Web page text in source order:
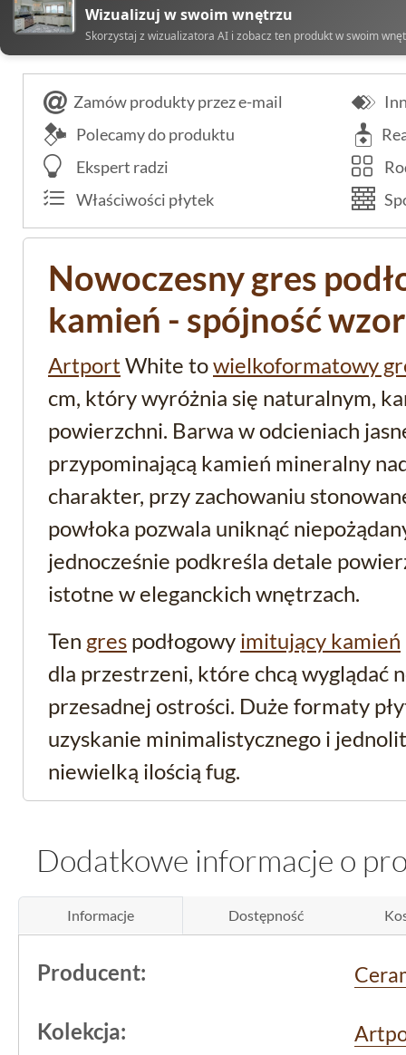
Wizualizuj w swoim wnętrzu
Skorzystaj z wizualizatora AI i zobacz ten produkt w swoim
Zamów produkty przez e-mail
Polecamy do produktu
Ekspert radzi
Właściwości płytek
Nowoczesny gres
kamień - spójność
Artport White towielkoformatowy
cm, który wyróżnia się naturalnym,
powierzchni. Barwa w odcieniach
przypominającą kamień mineralny
charakter, przy zachowaniu
powłoka pozwala uniknąć
jednocześnie podkreśla detale
istotne w eleganckich wnętrzach.
Ten gres podłogowy imitujący kamień
dla przestrzeni, które chcą wyglądać
przesadnej ostrości. Duże formaty
uzyskanie minimalistycznego i
niewielką ilością fug.
właściwości
White
Gres podłogowy
Artport White to
stworzenie bardzo wąskich fug.
Dodatkowe informacje o
Informacje Dostępność
Producent:
Kolekcja: